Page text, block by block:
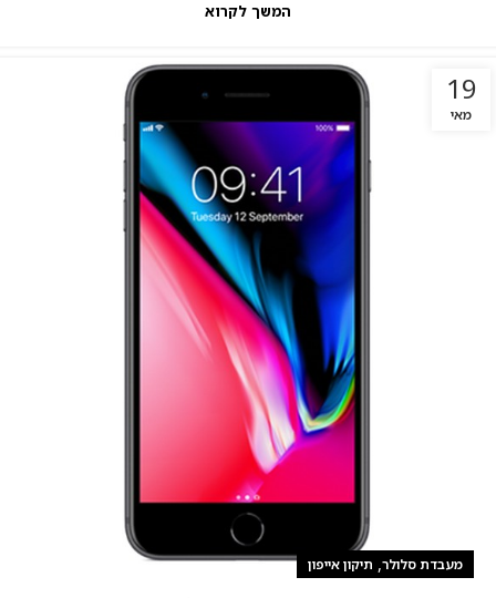
המשך לקרוא
19
מאי
מעבדת סלולר, תיקון אייפון